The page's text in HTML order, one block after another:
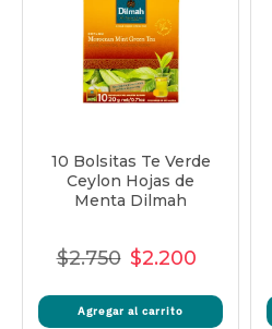
10 Bolsitas Te Verde
Ceylon Hojas de
Menta Dilmah
Precio
$2.750 Precio
venta
$2.200
Agregar al carrito